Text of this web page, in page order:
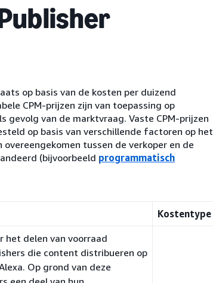
op basis van de kosten per duizend
CPM-prijzen zijn van toepassing op
gevolg van de marktvraag. Vaste CPM-prijzen
op basis van verschillende factoren op het
tussen de verkoper en de
(bijvoorbeeld programmatisch
Kostentype
het delen van voorraad
die content distribueren op
Op grond van deze